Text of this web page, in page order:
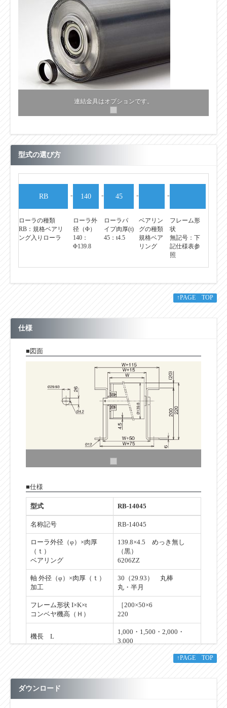
連結金具はオプションです。
型式の選び方
RB
ローラの種類
RB：規格ベアリ
ング入りローラ
- 140
ローラ外
径（Φ）
140：
Φ139.8
- 45
ローラパ
イプ肉厚(t)
45：t4.5
-
ベアリン
グの種類
規格ベア
リング
-
フレーム形
状
無記号：下
記仕様表参
照
↑PAGE TOP
仕様
■図面
■仕様
型式 RB-14045
名称記号 RB-14045
ローラ外径（φ）×肉厚
（ｔ）
ベアリング
139.8×4.5 めっき無し
（黒）
6206ZZ
軸 外径（φ）×肉厚（ｔ）
加工
30（29.93） 丸棒
丸・半月
フレーム形状 I×K×t
コンベヤ機高（Ｈ）
［200×50×6
220
機長 L
1,000・1,500・2,000・
3,000
ローラ間隔 P
↑PAGE TOP
ダウンロード